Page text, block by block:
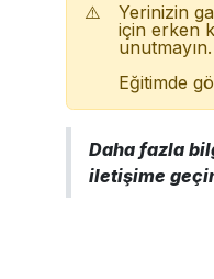
⚠️
Yerinizin
için erken
unutmayın.
Eğitimde
Daha fazla
iletişime